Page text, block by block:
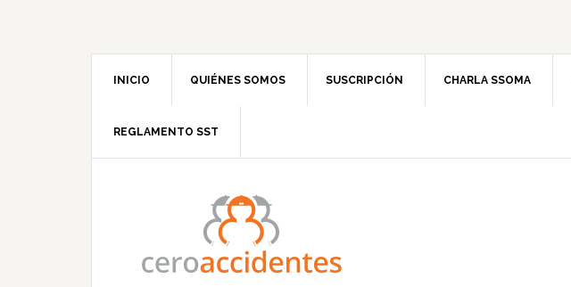
INICIO QUIÉNES SOMOS SUSCRIPCIÓN CHARLA SSOMA
REGLAMENTO SST